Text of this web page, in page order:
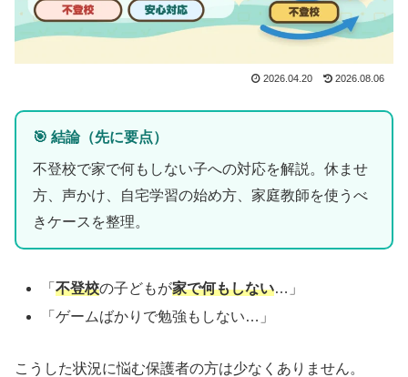
2026.04.20 2026.08.06
🎯 結論（先に要点）
不登校で家で何もしない子への対応を解説。休ませ
方、声かけ、自宅学習の始め方、家庭教師を使うべ
きケースを整理。
「不登校の子どもが家で何もしない…」
「ゲームばかりで勉強もしない…」
こうした状況に悩む保護者の方は少なくありません。